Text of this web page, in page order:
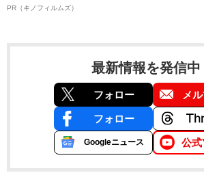
PR（キノフィルムズ）
最新情報を発信中
フォロー メ
フォロー
Googleニュース 公